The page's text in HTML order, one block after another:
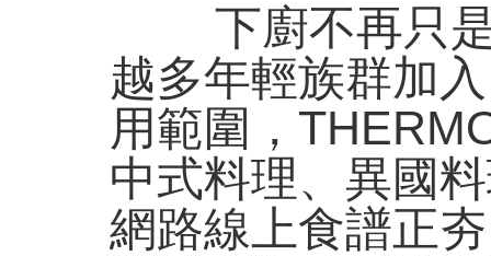
下廚不再只是
越多年輕族群加
用範圍，
中式料理、異國
網路線上食譜正